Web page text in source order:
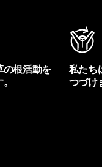
の根活動を
私たち
つづけ